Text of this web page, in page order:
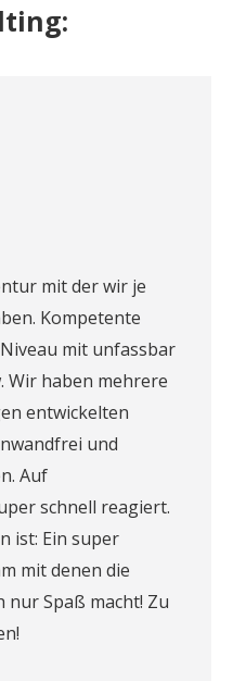
mit der wir je
Kompetente
mit unfassbar
Wir haben mehrere
entwickelten
und
Auf
schnell reagiert.
ist: Ein super
mit denen die
nur Spaß macht! Zu